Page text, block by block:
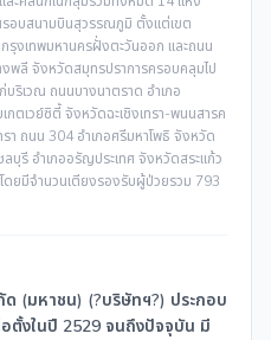
อบสนามบินสุวรรณภูมิ ตั้งแต่เขต
รุงเทพมหานครฝั่งตะวันออก และถนน
งพลี จังหวัดสมุทรปราการครอบคลุมไป
ริเวณ ถนนบางนาตราด อำเภอ
กตเวย์ซิตี้ จังหวัดฉะเชิงเทรา-พนนสารค
รา ถนน 304 อำเภอศรีมหาโพธิ จังหวัด
บุรี อำเภออรัญประเทศ จังหวัดสระแก้ว
ดยมีจำนวนเตียงรองรับผู้ป่วยรวม 793
(มหาชน) (?บริษัทฯ?) ประกอบ
ตั้งในปี 2529 จนถึงปัจจุบัน มี